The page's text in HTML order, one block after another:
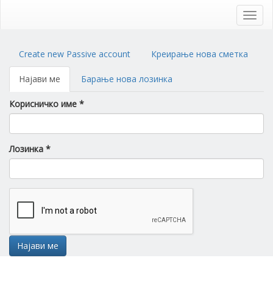
Primary
tabs
Create new Passive account Креирање нова сметка
Најави ме (activeБарање нова лозинка
Корисничко име *
Лозинка *
Најави ме